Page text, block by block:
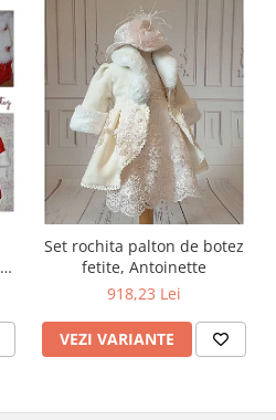
Set rochita palton de botez
fetite, Antoinette
918,23 Lei
VEZI VARIANTE